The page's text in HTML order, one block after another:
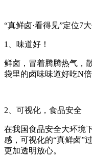
“真鲜卤·看得见”定位7
1 、味道好！
鲜卤，冒着腾腾热气，
袋里的卤味味道好吃N倍
2 、可视化，食品安全
在我国食品安全大环境
感，可视化的“真鲜卤”
更加透明放心。